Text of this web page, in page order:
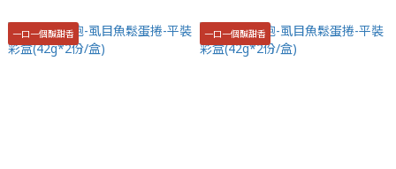
一口一個醎甜香 一口一個醎甜香